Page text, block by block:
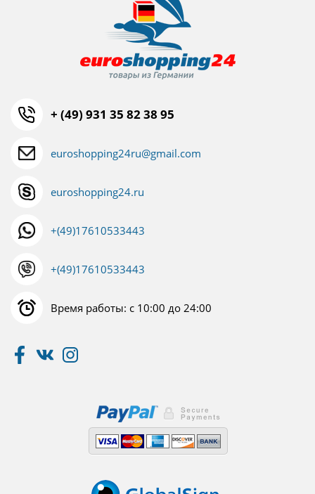
+ (49) 931 35 82 38 95
euroshopping24ru@gmail.com
euroshopping24.ru
+(49)17610533443
+(49)17610533443
Время работы: с 10:00 до 24:00